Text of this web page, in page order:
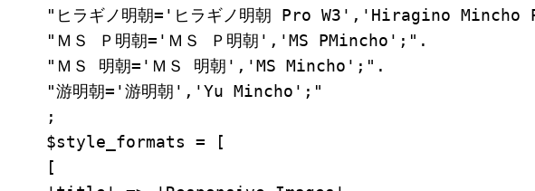
"ヒラギノ明朝='ヒラギノ明朝 Pro W3','Hiragino
"ＭＳ Ｐ明朝='ＭＳ Ｐ明朝','MS PMincho';".
"ＭＳ 明朝='ＭＳ 明朝','MS Mincho';".
"游明朝='游明朝','Yu Mincho';"
;
$style_formats = [
[